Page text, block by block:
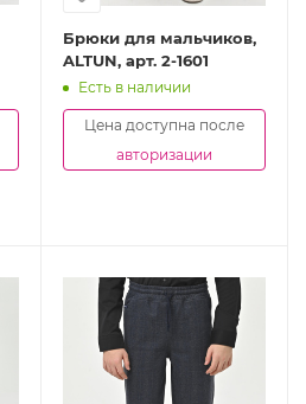
Брюки для мальчиков,
ALTUN, арт. 2-1601
Есть в наличии
Цена доступна после
авторизации